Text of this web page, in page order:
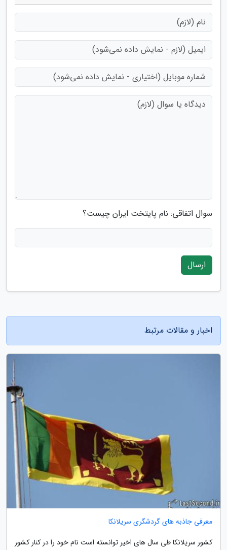
سوال اتفاقی: نام پایتخت ایران چیست؟
ارسال
اخبار و مقالات مرتبط
معرفی جاذبه های گردشگری سریلانکا
کشور سریلانکا طی سال های اخیر توانسته است نام خود را در کنار کشور